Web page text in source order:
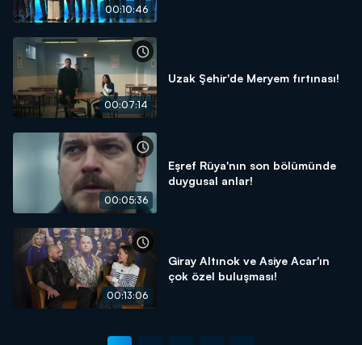
00:10:46
00:07:14
Uzak Şehir'de Meryem fırtınası!
00:05:36
Eşref Rüya'nın son bölümünde
duygusal anlar!
00:13:06
Giray Altınok ve Asiye Acar'ın
çok özel buluşması!